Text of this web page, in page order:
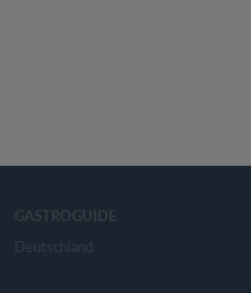
GASTROGUIDE
Deutschland